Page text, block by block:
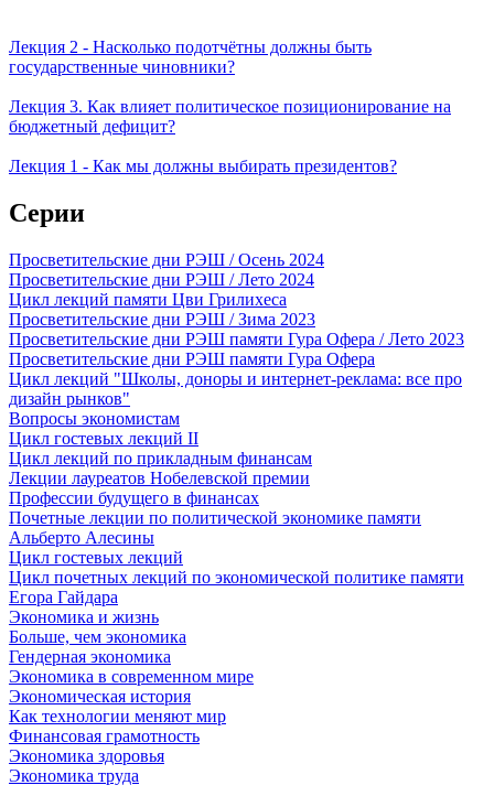
Лекция 2 - Насколько подотчётны должны быть
государственные чиновники?
Лекция 3. Как влияет политическое позиционирование на
бюджетный дефицит?
Лекция 1 - Как мы должны выбирать президентов?
Серии
Просветительские дни РЭШ / Осень 2024
Просветительские дни РЭШ / Лето 2024
Цикл лекций памяти Цви Грилихеса
Просветительские дни РЭШ / Зима 2023
Просветительские дни РЭШ памяти Гура Офера / Лето 2023
Просветительские дни РЭШ памяти Гура Офера
Цикл лекций "Школы, доноры и интернет-реклама: все про
дизайн рынков"
Вопросы экономистам
Цикл гостевых лекций II
Цикл лекций по прикладным финансам
Лекции лауреатов Нобелевской премии
Профессии будущего в финансах
Почетные лекции по политической экономике памяти
Альберто Алесины
Цикл гостевых лекций
Цикл почетных лекций по экономической политике памяти
Егора Гайдара
Экономика и жизнь
Больше, чем экономика
Гендерная экономика
Экономика в современном мире
Экономическая история
Как технологии меняют мир
Финансовая грамотность
Экономика здоровья
Экономика труда